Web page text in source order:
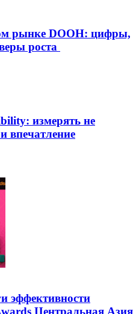
рынке DOOH: цифры,
роста
измерять не
впечатление
эффективности